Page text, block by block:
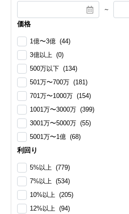
～
価格
1億〜3億 (44)
3億以上 (0)
500万以下 (134)
501万〜700万 (181)
701万〜1000万 (154)
1001万〜3000万 (399)
3001万〜5000万 (55)
5001万〜1億 (68)
利回り
5%以上 (779)
7%以上 (534)
10%以上 (205)
12%以上 (94)